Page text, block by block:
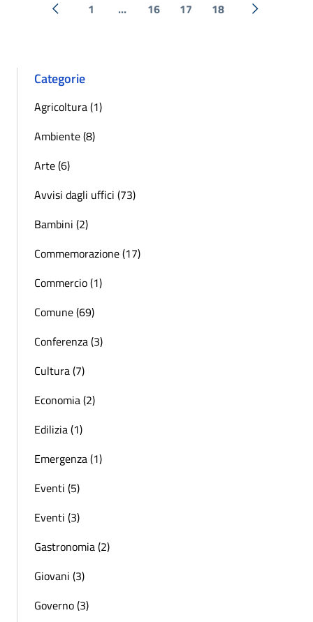
« Precedente
1 ... 16 17 18 Successiva
Categorie
Agricoltura (1)
Ambiente (8)
Arte (6)
Avvisi dagli uffici (73)
Bambini (2)
Commemorazione (17)
Commercio (1)
Comune (69)
Conferenza (3)
Cultura (7)
Economia (2)
Edilizia (1)
Emergenza (1)
Eventi (5)
Eventi (3)
Gastronomia (2)
Giovani (3)
Governo (3)